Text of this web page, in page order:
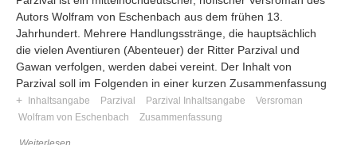
Autors Wolfram von Eschenbach aus dem frühen 13.
Jahrhundert. Mehrere Handlungsstränge, die hauptsächlich
die vielen Aventiuren (Abenteuer) der Ritter Parzival und
Gawan verfolgen, werden dabei vereint. Der Inhalt von
Parzival soll im Folgenden in einer kurzen Zusammenfassung
+
Inhaltsangabe Parzival Parzival Inhaltsangabe
Versroman
Wolfram von Eschenbach
Zusammenfassung